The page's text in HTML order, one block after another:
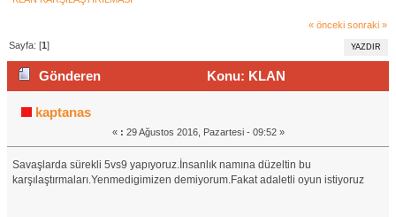
« önceki sonraki »
YAZDIR
Sayfa: [1]
Gönderen
Konu: KLAN
KARŞILAŞTIRILMASI (Okunma sayısı 1056 defa)
kaptanas
« : 29 Ağustos 2016, Pazartesi - 09:52 »
Savaşlarda sürekli 5vs9 yapıyoruz.İnsanlık namına düzeltin bu
karşılaştırmaları.Yenmedigimizen demiyorum.Fakat adaletli oyun istiyoruz